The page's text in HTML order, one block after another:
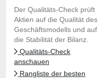
Der Qualitäts-Check prüft
Aktien auf die Qualität des
Geschäftsmodells und auf
die Stabilität der Bilanz.
Qualitäts-Check
anschauen
Rangliste der besten